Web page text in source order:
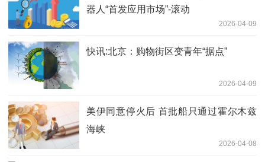
器人“首发应用市场”-滚动
2026-04-09
快讯:北京：购物街区变青年“据点”
2026-04-09
美伊同意停火后 首批船只通过霍尔木兹
海峡
2026-04-08